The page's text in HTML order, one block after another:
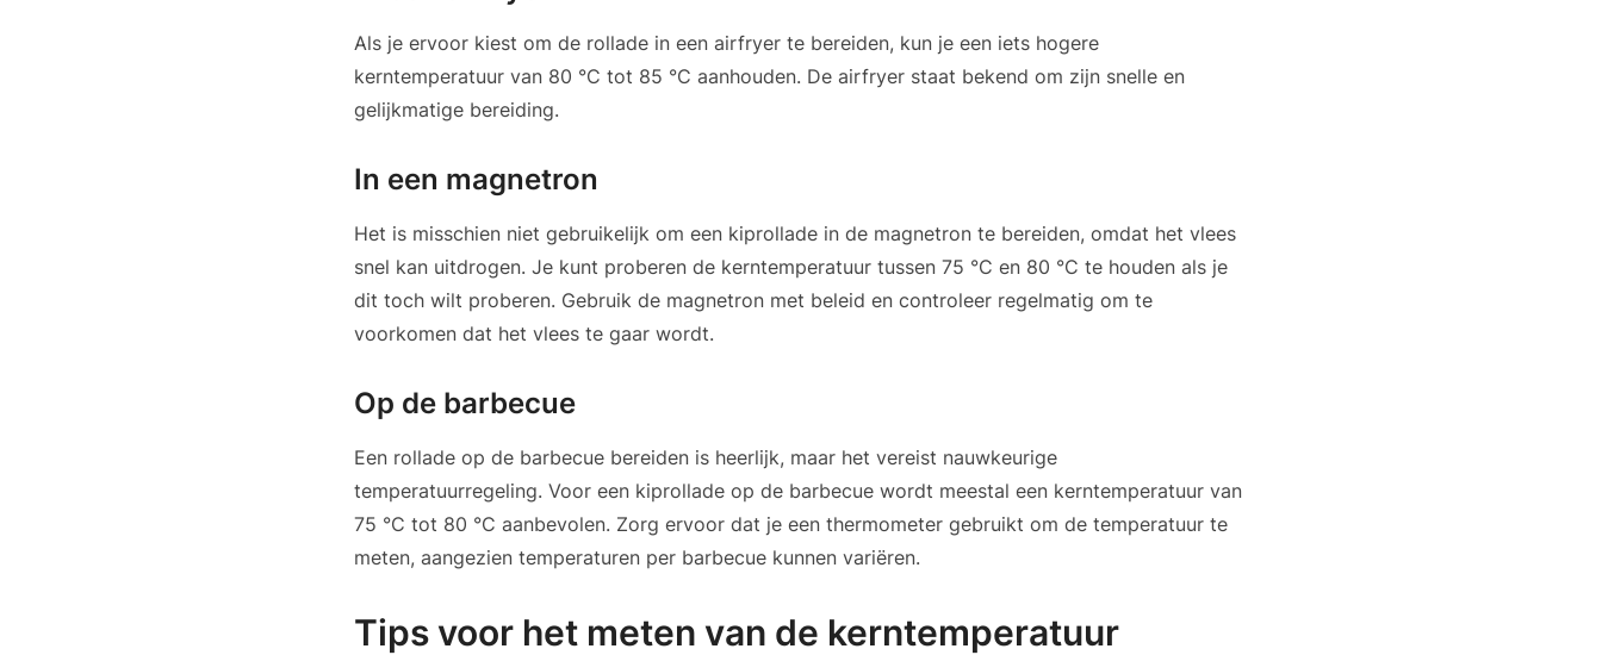
Als je ervoor kiest om de rollade in een airfryer te bereiden, kun je een iets hogere
kerntemperatuur van 80 °C tot 85 °C aanhouden. De airfryer staat bekend om zijn snelle en
gelijkmatige bereiding.
In een magnetron
Het is misschien niet gebruikelijk om een kiprollade in de magnetron te bereiden, omdat het vlees
snel kan uitdrogen. Je kunt proberen de kerntemperatuur tussen 75 °C en 80 °C te houden als je
dit toch wilt proberen. Gebruik de magnetron met beleid en controleer regelmatig om te
voorkomen dat het vlees te gaar wordt.
Op de barbecue
Een rollade op de barbecue bereiden is heerlijk, maar het vereist nauwkeurige
temperatuurregeling. Voor een kiprollade op de barbecue wordt meestal een kerntemperatuur van
75 °C tot 80 °C aanbevolen. Zorg ervoor dat je een thermometer gebruikt om de temperatuur te
meten, aangezien temperaturen per barbecue kunnen variëren.
Tips voor het meten van de kerntemperatuur